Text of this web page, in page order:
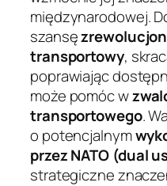
międzynarodowej.
szansę
transportowy,
poprawiając
może pomóc w
transportowego.
o potencjalnym
przez NATO (dual
strategiczne